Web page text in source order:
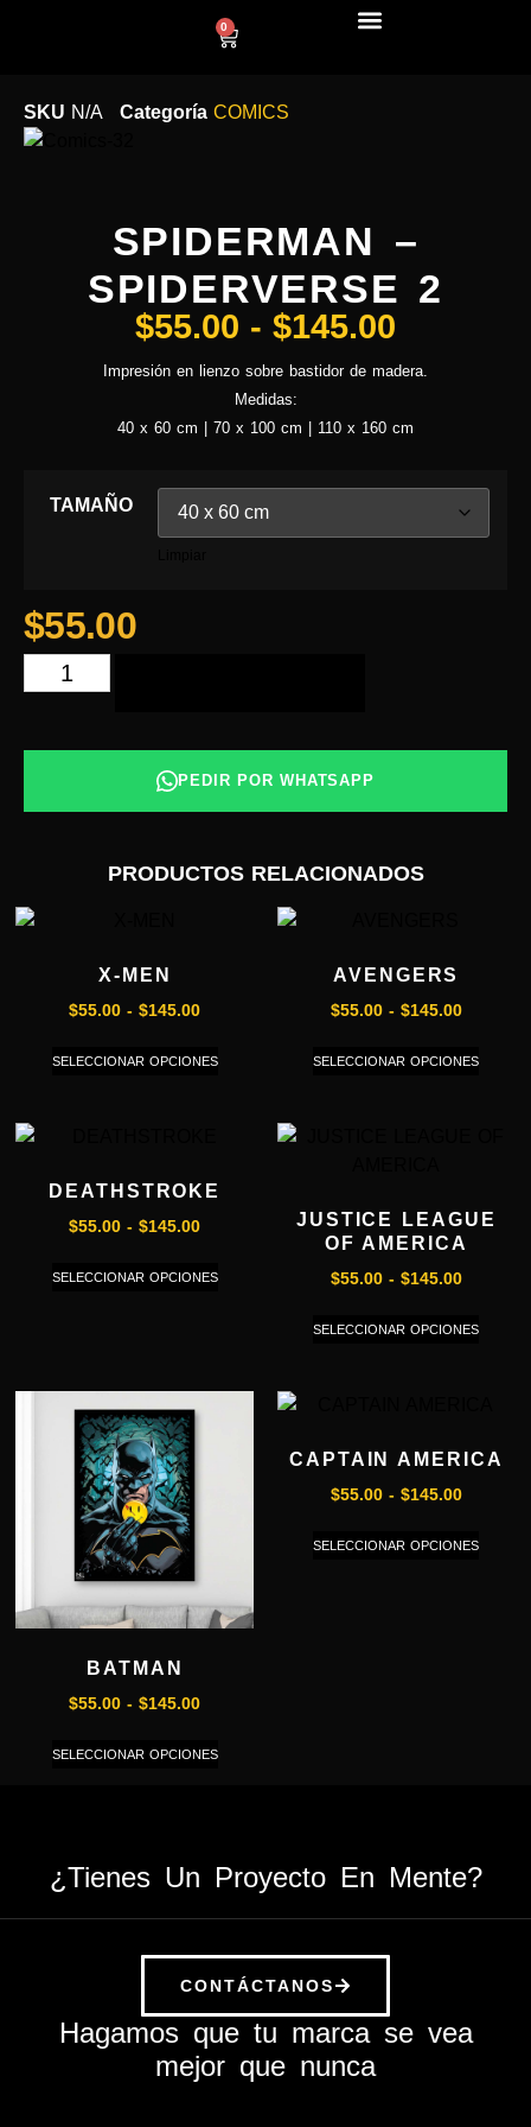
0
SKU N/A Categoría COMICS
SPIDERMAN –
SPIDERVERSE 2
$55.00 - $145.00
Impresión en lienzo sobre bastidor de madera.
Medidas:
40 x 60 cm | 70 x 100 cm | 110 x 160 cm
TAMAÑO
$55.00
PEDIR POR WHATSAPP
PRODUCTOS RELACIONADOS
X-MEN
$55.00 - $145.00
SELECCIONAR OPCIONES
AVENGERS
$55.00 - $145.00
SELECCIONAR OPCIONES
DEATHSTROKE
$55.00 - $145.00
SELECCIONAR OPCIONES
JUSTICE LEAGUE
OF AMERICA
$55.00 - $145.00
SELECCIONAR OPCIONES
BATMAN
$55.00 - $145.00
SELECCIONAR OPCIONES
CAPTAIN AMERICA
$55.00 - $145.00
SELECCIONAR OPCIONES
¿Tienes Un Proyecto En Mente?
CONTÁCTANOS
Hagamos que tu marca se vea
mejor que nunca